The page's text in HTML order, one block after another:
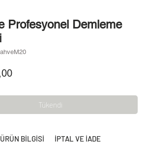
Profesyonel Demleme
Fiyat
Tükendi
ÜRÜN BİLGİSİ İPTAL VE İADE